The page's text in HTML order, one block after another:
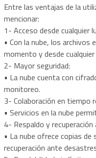
Entre las ventajas de la
mencionar:
1- Acceso desde cualquier
• Con la nube, los archivos
momento y desde
2- Mayor seguridad:
• La nube cuenta con
monitoreo.
3- Colaboración en tiempo
• Servicios en la nube
4- Respaldo y
• La nube ofrece copias
recuperación ante